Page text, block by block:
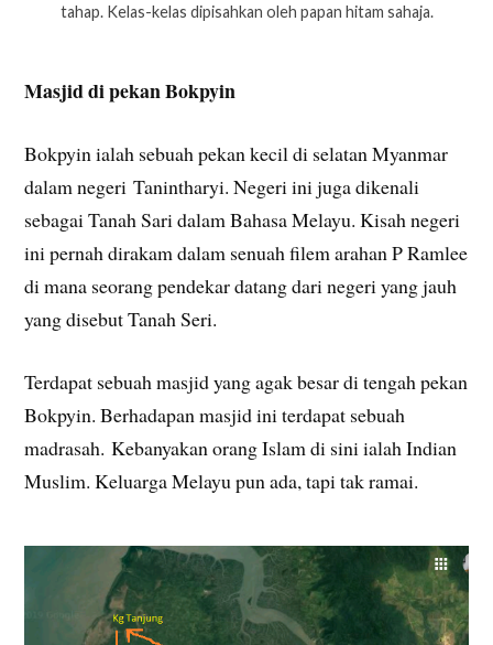
tahap. Kelas-kelas dipisahkan oleh papan hitam sahaja.
Masjid di pekan Bokpyin
Bokpyin ialah sebuah pekan kecil di selatan Myanmar
dalam negeri Tanintharyi. Negeri ini juga dikenali
sebagai Tanah Sari dalam Bahasa Melayu. Kisah negeri
ini pernah dirakam dalam senuah filem arahan P Ramlee
di mana seorang pendekar datang dari negeri yang jauh
yang disebut Tanah Seri.
Terdapat sebuah masjid yang agak besar di tengah pekan
Bokpyin. Berhadapan masjid ini terdapat sebuah
madrasah. Kebanyakan orang Islam di sini ialah Indian
Muslim. Keluarga Melayu pun ada, tapi tak ramai.